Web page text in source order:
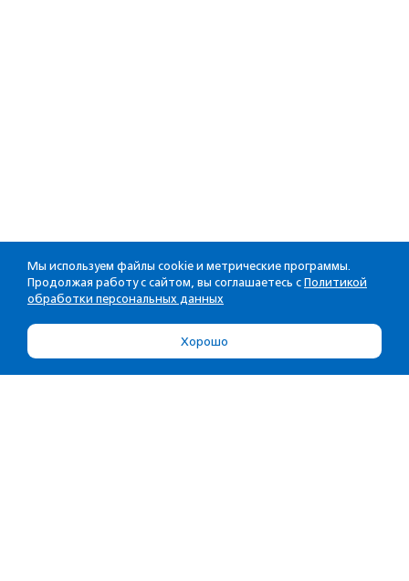
Мы используем файлы cookie и метрические программы.
Продолжая работу с сайтом, вы соглашаетесь с Политикой
обработки персональных данных
Хорошо